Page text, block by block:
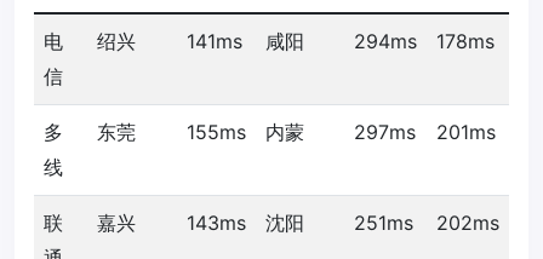
电
信
绍兴 141ms 咸阳 294ms 178ms
多
线
东莞 155ms 内蒙 297ms 201ms
联
嘉兴 143ms 沈阳 251ms 202ms